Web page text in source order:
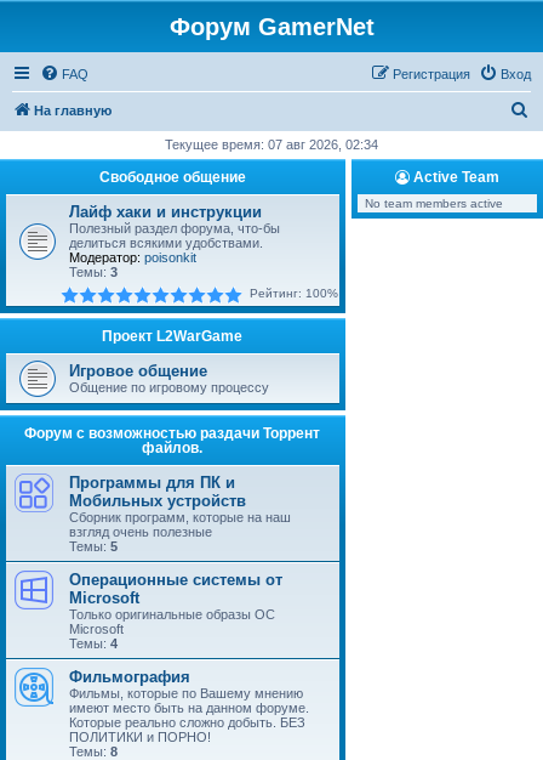
Форум GamerNet
FAQ Вход
Регистрация
На главную
с
Текущее время: 07 авг 2026, 02:34
Свободное общение
Лайф хаки и инструкции
Полезный раздел форума, что-бы
делиться всякими удобствами.
Модератор: poisonkit
Темы: 3
Рейтинг: 100%
Проект L2WarGame
Игровое общение
Общение по игровому процессу
Форум с возможностью раздачи Торрент
файлов.
Программы для ПК и
Мобильных устройств
Сборник программ, которые на наш
взгляд очень полезные
Темы: 5
Операционные системы от
Microsoft
Только оригинальные образы ОС
Microsoft
Темы: 4
Фильмография
Фильмы, которые по Вашему мнению
имеют место быть на данном форуме.
Которые реально сложно добыть. БЕЗ
ПОЛИТИКИ и ПОРНО!
Темы: 8
Active Team
No team members active